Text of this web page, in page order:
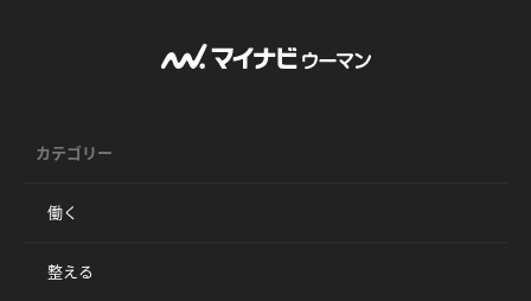
カテゴリー
働く
整える